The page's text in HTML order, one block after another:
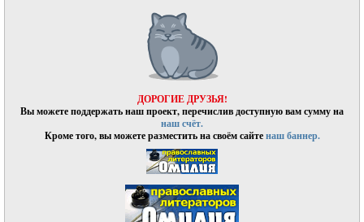
ДОРОГИЕ ДРУЗЬЯ!
Вы можете поддержать наш проект, перечислив доступную вам сумму на
наш счёт.
Кроме того, вы можете разместить на своём сайтенаш баннер.